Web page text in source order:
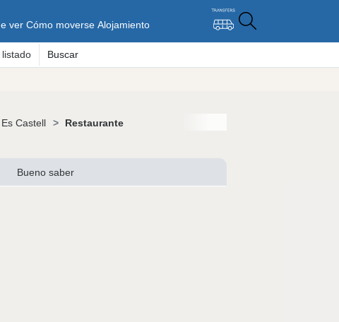
ver Cómo moverse Alojamiento
Buscar
Es Castell Restaurante
Bueno saber